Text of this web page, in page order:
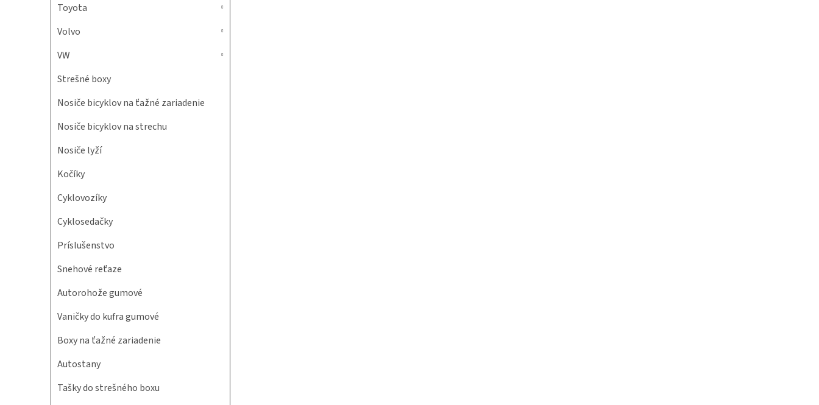
Toyota
Volvo
VW
Strešné boxy
Nosiče bicyklov na ťažné zariadenie
Nosiče bicyklov na strechu
Nosiče lyží
Kočíky
Cyklovozíky
Cyklosedačky
Príslušenstvo
Snehové reťaze
Autorohože gumové
Vaničky do kufra gumové
Boxy na ťažné zariadenie
Autostany
Tašky do strešného boxu